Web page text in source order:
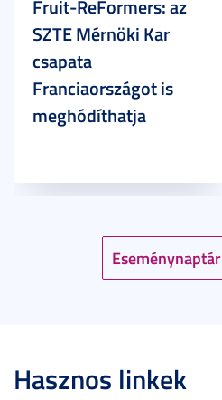
Eseménynaptár
Fruit-ReFormers: az
SZTE Mérnöki Kar
csapata
Franciaországot is
meghódíthatja
Hasznos linkek